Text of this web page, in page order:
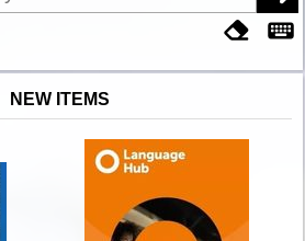
NEW ITEMS